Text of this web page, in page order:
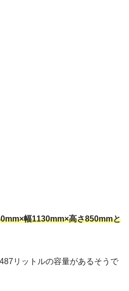
幅1130mm×高さ850mmと
リットルの容量があるそうで